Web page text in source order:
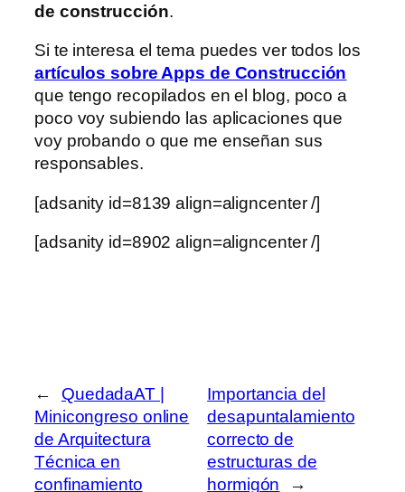
de construcción.
Si te interesa el tema puedes ver todos los
artículos sobre Apps de Construcción
que tengo recopilados en el blog, poco a
poco voy subiendo las aplicaciones que
voy probando o que me enseñan sus
responsables.
[adsanity id=8139 align=aligncenter /]
[adsanity id=8902 align=aligncenter /]
←
QuedadaAT |
Minicongreso online
de Arquitectura
Técnica en
confinamiento
Importancia del
desapuntalamiento
correcto de
estructuras de
hormigón
→